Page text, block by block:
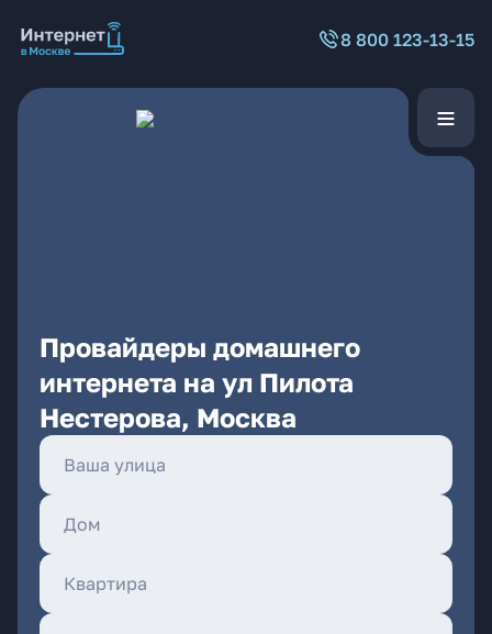
8 800 123-13-15
Провайдеры домашнего
интернета на ул Пилота
Нестерова, Москва